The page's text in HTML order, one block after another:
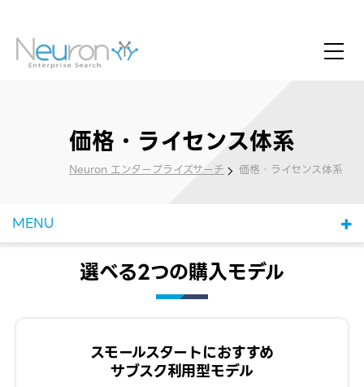
価格・ライセンス体系
Neuron エンタープライズサーチ 価格・ライセンス体系
MENU
選べる2つの購入モデル
スモールスタートにおすすめ
サブスク利用型モデル